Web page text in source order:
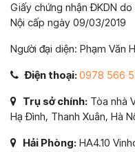
Giấy chứng nhận ĐKDN
Nội cấp ngày 09/03/2019
Người đại diện: Phạm Văn
Điện thoại:0978 566
Trụ sở chính: Tòa nhà
Hạ Đình, Thanh Xuân, Hà
Hải Phòng: HA4.10